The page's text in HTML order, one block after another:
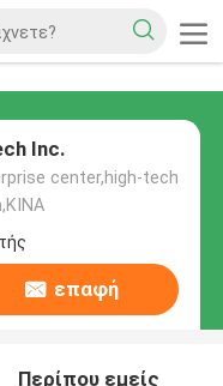
Inc.
center,high-tech
επαφή
Περίπου εμείς